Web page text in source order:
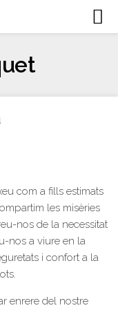
com a fills estimats
les misèries
nos de la necessitat
nos a viure en la
i confort a la
enrere del nostre